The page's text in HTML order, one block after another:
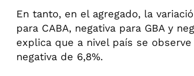
En tanto, en el agregado, la
para CABA, negativa para GBA y
explica que a nivel país se
negativa de 6,8%.